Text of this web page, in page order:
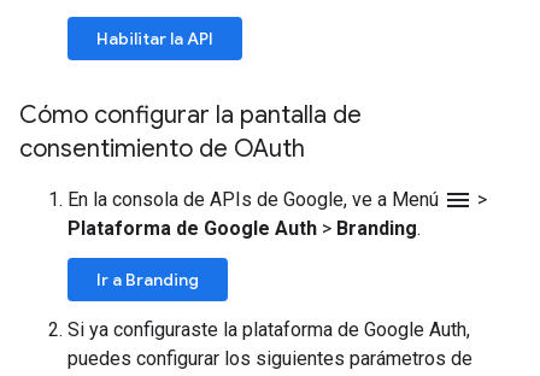
Habilitar la API
Cómo configurar la pantalla de
consentimiento de OAuth
En la consola de APIs de Google, ve a Menú menu >
Plataforma de Google Auth > Branding.
Ir a Branding
Si ya configuraste la plataforma de Google Auth,
puedes configurar los siguientes parámetros de